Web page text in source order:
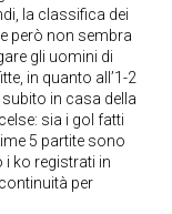
la classifica dei
però non sembra
gli uomini di
in quanto all’1-2
in casa della
sia i gol fatti
5 partite sono
ko registrati in
per